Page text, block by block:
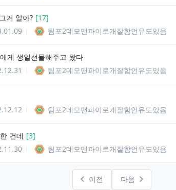
거 알아? [17]
팀포2데모맨파이로개잘함언유도있음
게 생일선물해주고 왔다
팀포2데모맨파이로개잘함언유도있음
팀포2데모맨파이로개잘함언유도있음
건데 [3]
팀포2데모맨파이로개잘함언유도있음
이전 다음